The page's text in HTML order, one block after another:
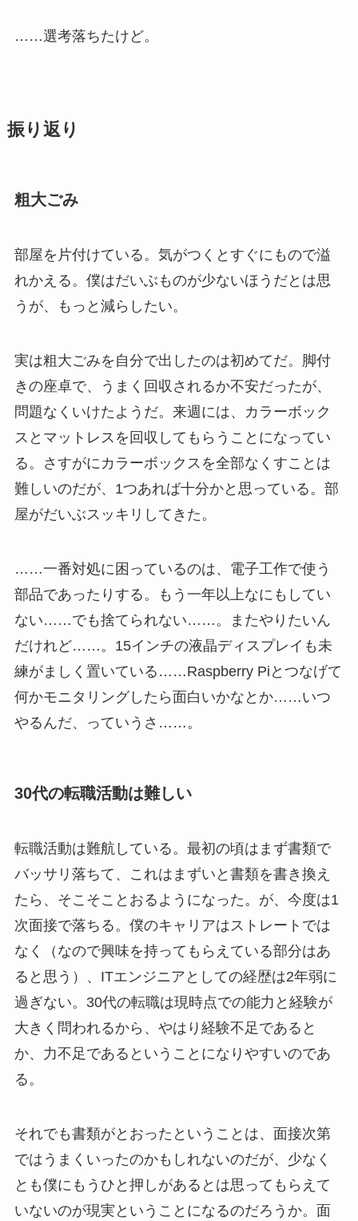
……選考落ちたけど。
振り返り
粗大ごみ
部屋を片付けている。気がつくとすぐにもので溢
れかえる。僕はだいぶものが少ないほうだとは思
うが、もっと減らしたい。
実は粗大ごみを自分で出したのは初めてだ。脚付
きの座卓で、うまく回収されるか不安だったが、
問題なくいけたようだ。来週には、カラーボック
スとマットレスを回収してもらうことになってい
る。さすがにカラーボックスを全部なくすことは
難しいのだが、1つあれば十分かと思っている。部
屋がだいぶスッキリしてきた。
……一番対処に困っているのは、電子工作で使う
部品であったりする。もう一年以上なにもしてい
ない……でも捨てられない……。またやりたいん
だけれど……。15インチの液晶ディスプレイも未
練がましく置いている……Raspberry Piとつなげて
何かモニタリングしたら面白いかなとか……いつ
やるんだ、っていうさ……。
30代の転職活動は難しい
転職活動は難航している。最初の頃はまず書類で
バッサリ落ちて、これはまずいと書類を書き換え
たら、そこそことおるようになった。が、今度は1
次面接で落ちる。僕のキャリアはストレートでは
なく（なので興味を持ってもらえている部分はあ
ると思う）、ITエンジニアとしての経歴は2年弱に
過ぎない。30代の転職は現時点での能力と経験が
大きく問われるから、やはり経験不足であると
か、力不足であるということになりやすいのであ
る。
それでも書類がとおったということは、面接次第
ではうまくいったのかもしれないのだが、少なく
とも僕にもうひと押しがあるとは思ってもらえて
いないのが現実ということになるのだろうか。面